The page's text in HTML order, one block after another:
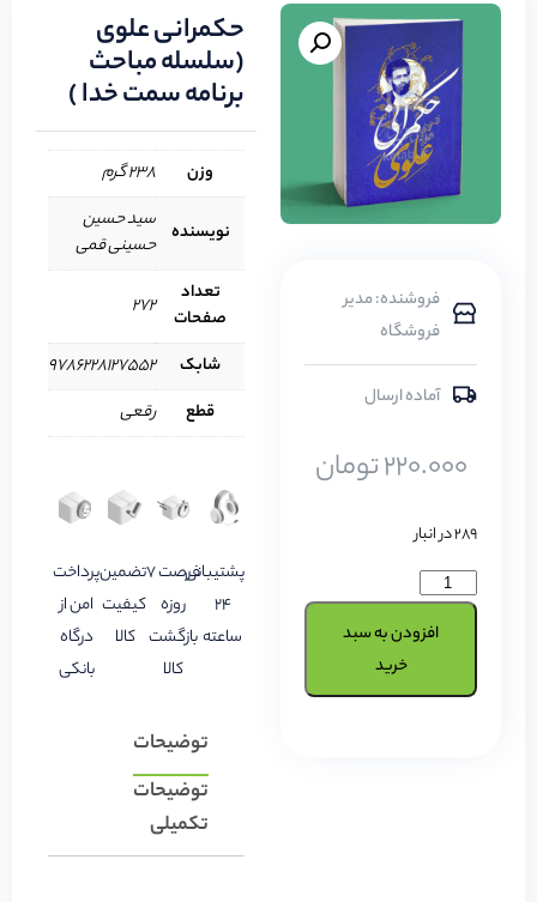
فروشنده: مدیر
فروشگاه
آماده ارسال
220.000تومان
289 در انبار
افزودن به سبد
خرید
حکمرانی علوی
(سلسله مباحث
برنامه سمت خدا )
وزن 238 گرم
نویسنده سید حسین
حسینی قمی
تعداد
صفحات
272
شابک
9786228127552
قطع
رقعی
پشتیبانی
24
ساعته
فرصت 7
روزه
بازگشت
کالا
تضمین
کیفیت
کالا
پرداخت
امن از
درگاه
بانکی
توضیحات
توضیحات
تکمیلی